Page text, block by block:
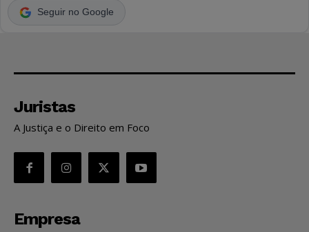
Seguir no Google
Juristas
A Justiça e o Direito em Foco
Empresa